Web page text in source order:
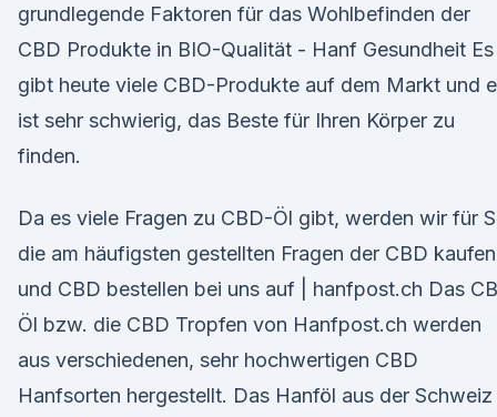
grundlegende Faktoren für das Wohlbefinden der
CBD Produkte in BIO-Qualität - Hanf Gesundheit Es
gibt heute viele CBD-Produkte auf dem Markt und
ist sehr schwierig, das Beste für Ihren Körper zu
finden.
Da es viele Fragen zu CBD-Öl gibt, werden wir für
die am häufigsten gestellten Fragen der CBD kaufen
und CBD bestellen bei uns auf | hanfpost.ch Das
Öl bzw. die CBD Tropfen von Hanfpost.ch werden
aus verschiedenen, sehr hochwertigen CBD
Hanfsorten hergestellt. Das Hanföl aus der Schweiz